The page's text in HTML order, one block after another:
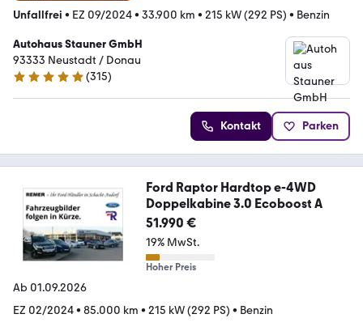
Unfallfrei • EZ 09/2024• 33.900 km • 215 kW (292 PS) • Benzin
Autohaus Stauner GmbH
93333 Neustadt / Donau
4.8 Sterne
(315)
Kontakt Parken
Ford Raptor Hardtop e-4WD
Doppelkabine 3.0 Ecoboost A
51.990 €
19% MwSt.
Hoher Preis
Ab 01.09.2026
EZ 02/2024• 85.000 km • 215 kW (292 PS) • Benzin